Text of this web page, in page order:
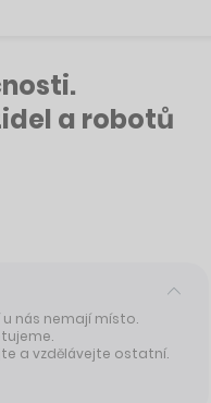
a robotů
nás nemají místo.
a vzdělávejte ostatní.